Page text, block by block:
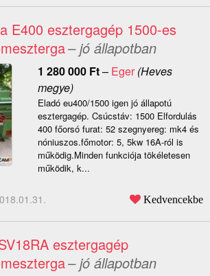
E400 esztergagép 1500-es
– jó állapotban
1 280 000 Ft– Eger(Heves
megye)
Eladó eu400/1500 igen jó állapotú
esztergagép. Csúcstáv: 1500 Elfordulás
400 főorsó furat: 52 szegnyereg: mk4 és
nóniuszos.főmotor: 5, 5kw 16A-ról is
működig.Minden funkciója tökéletesen
működik, k...
Kedvencekbe
esztergagép
– jó állapotban